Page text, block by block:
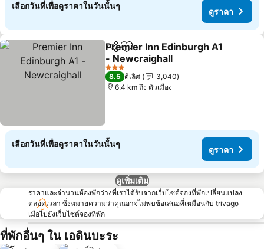
เลือกวันที่เพื่อดูราคาในวันนั้นๆ
ดูราคา
แชร์ เพิ่มในรายการโปรด
Premier Inn Edinburgh A1
- Newcraighall
3 ดาว
8.5 ดีเลิศ
3,040
6.4 km ถึง ตัวเมือง
เลือกวันที่เพื่อดูราคาในวันนั้นๆ
ดูราคา
ดูเพิ่มเติม
ราคาและจำนวนห้องพักว่างที่เราได้รับจากเว็บไซต์จองที่พักเปลี่ยนแปลง
ตลอดเวลา ซึ่งหมายความว่าคุณอาจไม่พบข้อเสนอที่เหมือนกับ trivago
เมื่อไปยังเว็บไซต์จองที่พัก
ที่พักอื่นๆ ใน เอดินบะระ